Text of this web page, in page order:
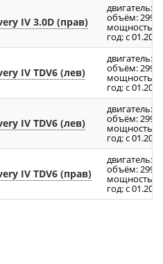
IV 3.0D (прав)
двигатель:
объём: 2994
мощность:
год: с 01.2010
IV TDV6 (лев)
двигатель:
объём: 2993
мощность:
год: с
IV TDV6 (лев)
двигатель:
объём: 2993
мощность:
год: с
IV TDV6 (прав)
двигатель:
объём: 2993
мощность:
год: с